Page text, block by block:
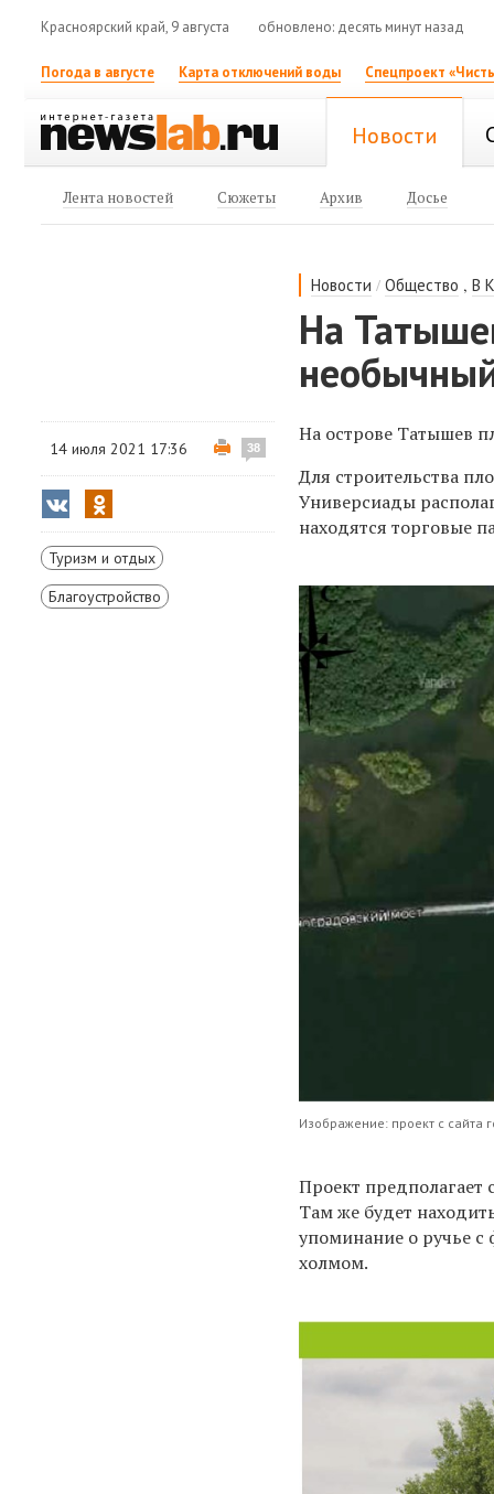
Красноярский край, 9 августа обновлено: десять минут назад
Погода в августе Карта отключений воды Спецпроект
Новости
Лента новостей Сюжеты Архив Досье
Новости /Общество ,В
На
14 июля 2021 17:36 38
Туризм и отдых
Благоустройство
На острове Татышев
Для строительства
Универсиады
находятся торговые
Изображение: проект с сайта
Проект предполагает
Там же будет
упоминание о ручье
холмом.